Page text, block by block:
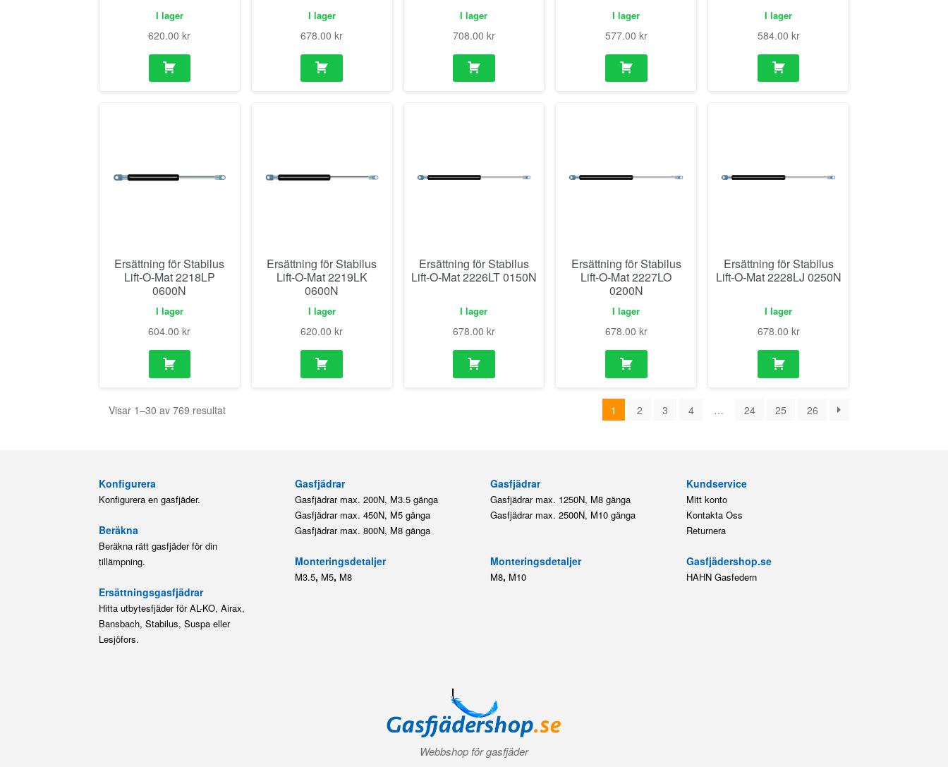
I lager
620.00kr
I lager
678.00kr
I lager
708.00 kr
I lager
577.00 kr
I lager
584.00 kr
Ersättning för Stabilus
Lift-O-Mat 2218LP
0600N
I lager
604.00kr
Ersättning för Stabilus
Lift-O-Mat 2219LK
0600N
I lager
620.00kr
Ersättning för Stabilus
Lift-O-Mat 2226LT 0150N
I lager
678.00 kr
Ersättning för Stabilus
Lift-O-Mat 2227LO
0200N
I lager
678.00 kr
Ersättning för Stabilus
Lift-O-Mat 2228LJ 0250N
I lager
678.00 kr
Visar 1–30 av 769 resultat 1 2 3 4 … 24 25 26
Konfigurera
Konfigurera en gasfjäder.
Beräkna
Beräkna rätt gasfjäder för din
tillämpning.
Ersättningsgasfjädrar
Hitta utbytesfjäder för AL-KO, Airax,
Bansbach, Stabilus, Suspa eller
Lesjöfors.
Gasfjädrar
Gasfjädrar max. 200N, M3.5 gänga
Gasfjädrar max. 450N, M5 gänga
Gasfjädrar max. 800N, M8 gänga
Monteringsdetaljer
M3.5, M5, M8
Gasfjädrar
Gasfjädrar max. 1250N, M8 gänga
Gasfjädrar max. 2500N, M10 gänga
Monteringsdetaljer
M8, M10
Kundservice
Mitt konto
Kontakta Oss
Returnera
Gasfjädershop.se
HAHN Gasfedern
Webbshop för gasfjäder